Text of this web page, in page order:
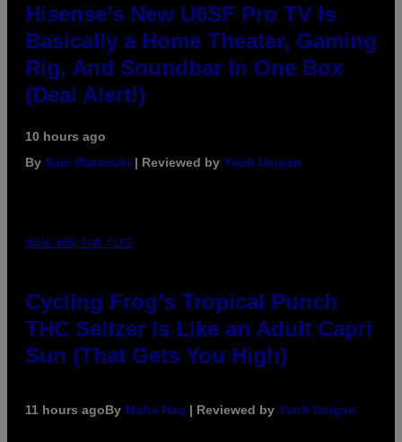
Hisense’s New U6SF Pro TV Is
Basically a Home Theater, Gaming
Rig, And Soundbar In One Box
(Deal Alert!)
10 hours ago
By Sam Watanuki | Reviewed by Ysolt Usigan
MAHA HAQ FOR VICE
Cycling Frog’s Tropical Punch
THC Seltzer Is Like an Adult Capri
Sun (That Gets You High)
11 hours agoBy Maha Haq | Reviewed by Ysolt Usigan